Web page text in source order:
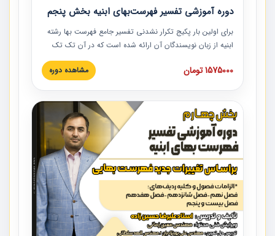
دوره آموزشی تفسیر فهرست‌بهای ابنیه بخش پنجم
برای اولین بار پکیج تکرار نشدنی تفسیر جامع فهرست بها رشته
ابنیه از زبان نویسندگان آن ارائه شده است که در آن تک تک
ردیف ها و مطالب فهرست بها تفسیر و ارائه شده است. این
دوره به صورت کامل تصویری بوده و به همراه تصاویر عملیات
دوره با کلام مهندس علیرضاحسین‌زاده مدیر پروژه مهندسی
مشاور در امر بازنگری فهرست بها رشته ابنیه ارائه شده و به تمام
همکارانی که در حوزه صنعت ساخت در حال فعالیت هستند حتما
توصیه می کنیم از مطالب این دوره استفاده نمایند.
1575000 تومان مشاهده دوره